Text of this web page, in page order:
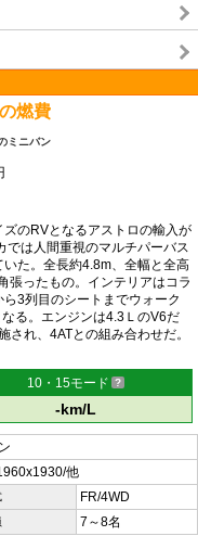
燃費
ミニバン
のRVとなるアストロの輸入が
は人間重視のマルチパーバス
た。全長約4.8m、全幅と全高
張ったもの。インテリアはコラ
3列目のシートまでウォーク
る。エンジンは4.3ＬのV6だ
れ、4ATとの組み合わせだ。
10・15モード
-km/L
他
FR/4WD
7～8名